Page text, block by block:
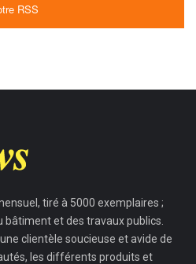
RSS
tiré à 5000 exemplaires ;
bâtiment et des travaux publics.
clientèle soucieuse et avide de
les différents produits et